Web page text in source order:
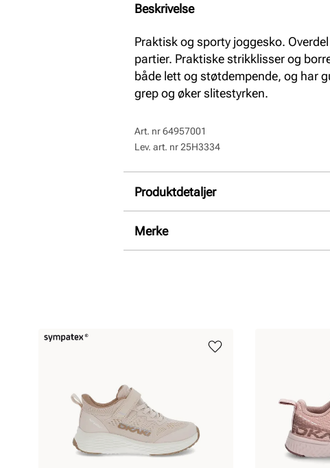
Beskrivelse
Praktisk og sporty joggesko.
partier. Praktiske strikklisser og
både lett og støtdempende, og har
grep og øker slitestyrken.
Art. nr64957001
Lev. art. nr25H3334
Produktdetaljer
Overdel:
Merke